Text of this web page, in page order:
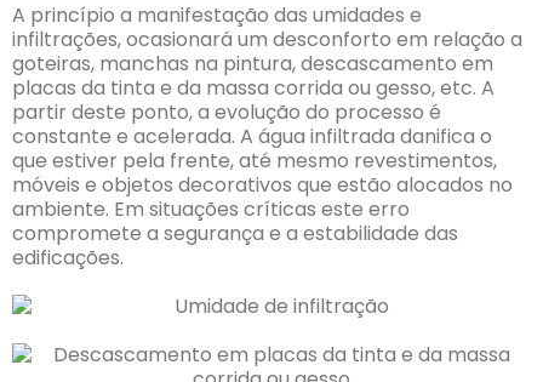
A princípio a manifestação das umidades e
infiltrações, ocasionará um desconforto em relação a
goteiras, manchas na pintura, descascamento em
placas da tinta e da massa corrida ou gesso, etc. A
partir deste ponto, a evolução do processo é
constante e acelerada. A água infiltrada danifica o
que estiver pela frente, até mesmo revestimentos,
móveis e objetos decorativos que estão alocados no
ambiente. Em situações críticas este erro
compromete a segurança e a estabilidade das
edificações.